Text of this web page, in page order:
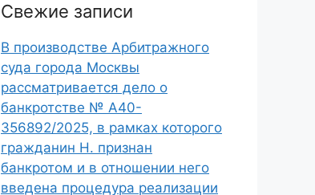
Свежие записи
В производстве Арбитражного
суда города Москвы
рассматривается дело о
банкротстве № А40-
356892/2025, в рамках которого
гражданин Н. признан
банкротом и в отношении него
введена процедура реализации